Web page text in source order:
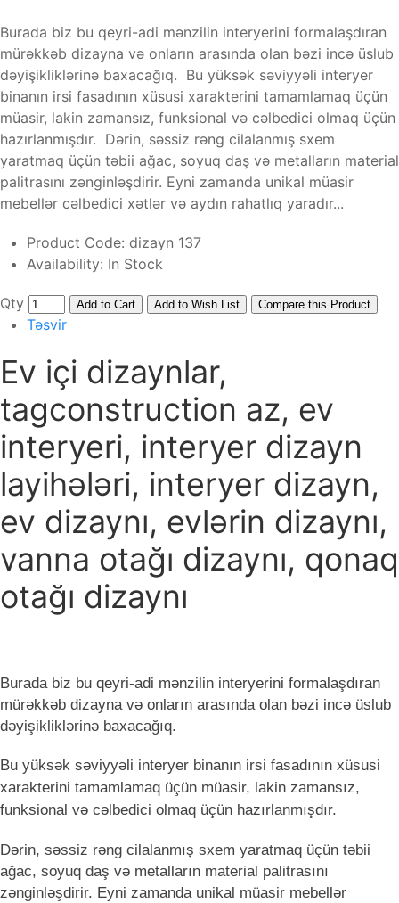
Burada biz bu qeyri-adi mənzilin interyerini formalaşdıran
mürəkkəb dizayna və onların arasında olan bəzi incə üslub
dəyişikliklərinə baxacağıq. Bu yüksək səviyyəli interyer
binanın irsi fasadının xüsusi xarakterini tamamlamaq üçün
müasir, lakin zamansız, funksional və cəlbedici olmaq üçün
hazırlanmışdır. Dərin, səssiz rəng cilalanmış sxem
yaratmaq üçün təbii ağac, soyuq daş və metalların material
palitrasını zənginləşdirir. Eyni zamanda unikal müasir
mebellər cəlbedici xətlər və aydın rahatlıq yaradır...
Product Code: dizayn 137
Availability: In Stock
Qty Add to Cart Add to Wish List Compare this Product
Təsvir
Ev içi dizaynlar,
tagconstruction az, ev
interyeri, interyer dizayn
layihələri, interyer dizayn,
ev dizaynı, evlərin dizaynı,
vanna otağı dizaynı, qonaq
otağı dizaynı
Burada biz bu qeyri-adi mənzilin interyerini formalaşdıran
mürəkkəb dizayna və onların arasında olan bəzi incə üslub
dəyişikliklərinə baxacağıq.
Bu yüksək səviyyəli interyer binanın irsi fasadının xüsusi
xarakterini tamamlamaq üçün müasir, lakin zamansız,
funksional və cəlbedici olmaq üçün hazırlanmışdır.
Dərin, səssiz rəng cilalanmış sxem yaratmaq üçün təbii
ağac, soyuq daş və metalların material palitrasını
zənginləşdirir. Eyni zamanda unikal müasir mebellər